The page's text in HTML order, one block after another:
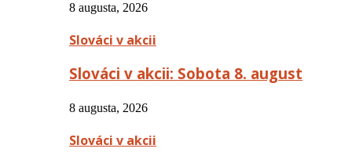
8 augusta, 2026
Slováci v akcii
Slováci v akcii: Sobota 8. august
8 augusta, 2026
Slováci v akcii